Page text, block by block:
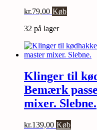
kr.79,00 Køb
32 på lager
Klinger til
Bemærk
mixer. Slebne.
kr.139,00 Køb